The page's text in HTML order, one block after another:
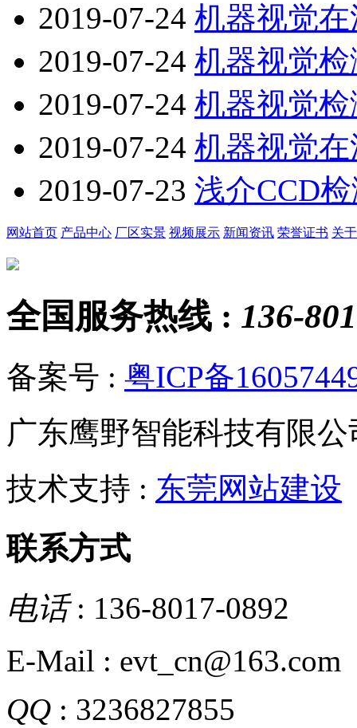
2019-07-24 机器视觉
2019-07-24 机器视觉
2019-07-24 机器视觉
2019-07-24 机器视觉
2019-07-23 浅介CCD
网站首页 产品中心 厂区实景 视频展示 新闻资讯 荣誉证书 关
全国服务热线 : 136-
备案号 : 粤ICP备
广东鹰野智能科技有限
技术支持 : 东莞网站建设
联系方式
电话: 136-8017-0892
E-Mail : evt_cn@163.com
QQ : 3236827855